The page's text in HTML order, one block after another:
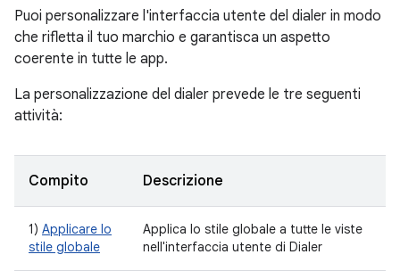
Puoi personalizzare l'interfaccia utente del dialer in modo
che rifletta il tuo marchio e garantisca un aspetto
coerente in tutte le app.
La personalizzazione del dialer prevede le tre seguenti
attività:
Compito Descrizione
1) Applicare lo
stile globale
Applica lo stile globale a tutte le viste
nell'interfaccia utente di Dialer